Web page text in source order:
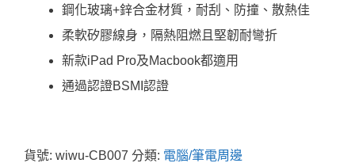
鋼化玻璃+鋅合金材質，耐刮、防撞、散熱佳
柔軟矽膠線身，隔熱阻燃且堅韌耐彎折
新款iPad Pro及Macbook都適用
通過認證BSMI認證
貨號: wiwu-CB007 分類: 電腦/筆電周邊